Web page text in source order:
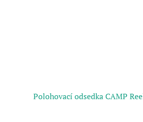
Polohovací odsedka CAMP